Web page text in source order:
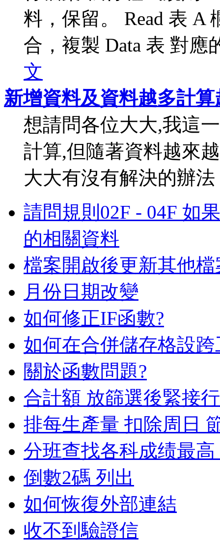
料，保留。 Read 表 A
合，複製 Data 表 對應
文
新增資料及資料越多計
想請問各位大大,我這
計算,但隨著資料越來
大大有沒有解決的辦
請問規則02F - 04F 如
的相關資料
檔案開啟後更新其他
月份日期改變
如何修正IF函數?
如何在合併儲存格設
關於函數問題?
合計額 放篩選後緊接行
排每生產量 扣除周日
分班查找各科成绩最高
倒數2碼 列出
如何恢復外部連結
收不到驗證信